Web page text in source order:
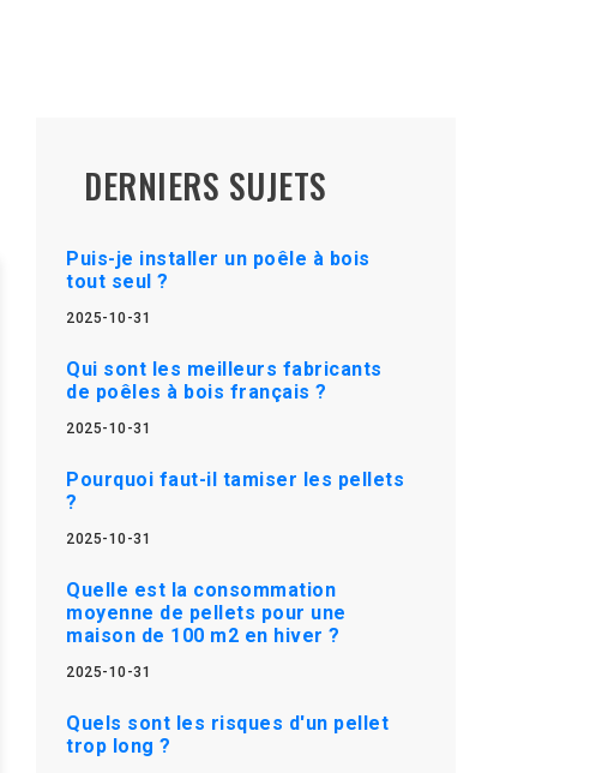
DERNIERS SUJETS
Puis-je installer un poêle à bois
tout seul ?
2025-10-31
Qui sont les meilleurs fabricants
de poêles à bois français ?
2025-10-31
Pourquoi faut-il tamiser les pellets
?
2025-10-31
Quelle est la consommation
moyenne de pellets pour une
maison de 100 m2 en hiver ?
2025-10-31
Quels sont les risques d'un pellet
trop long ?